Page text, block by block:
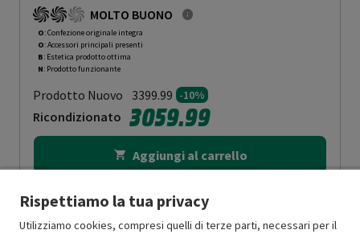
MOLTO BUONO
O: Confezione originale integra
O: Accessori principali presenti
B: Estetica prodotto ottima
N: Prodotto funzionante
Prodotto Nuovo 3399.99 -10%
Ricondizionato 3059.99
Aggiungi al carrello
Rispettiamo la tua privacy
Utilizziamo cookies, compresi quelli di terze parti, necessari per il